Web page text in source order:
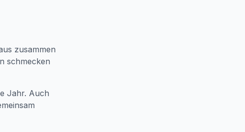
zusammen
schmecken
Jahr. Auch